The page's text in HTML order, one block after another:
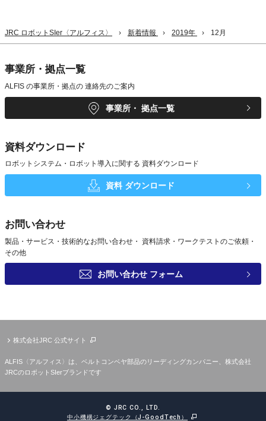
JRC ロボットSIer〈アルフィス〉 新着情報 2019年 12月
事業所・拠点一覧
ALFIS の事業所・拠点の 連絡先のご案内
事業所・ 拠点一覧
資料ダウンロード
ロボットシステム・ロボット導入に関する 資料ダウンロード
資料 ダウンロード
お問い合わせ
製品・サービス・技術的なお問い合わせ・
資料請求・ワークテストのご依頼・
その他
お問い合わせ フォーム
株式会社JRC 公式サイト
ALFIS〈アルフィス〉は、ベルトコンベヤ部品のリーディングカンパニー、株式会社
JRCのロボットSIerブランドです
© JRC CO., LTD.
中小機構ジェグテック（J-GoodTech）